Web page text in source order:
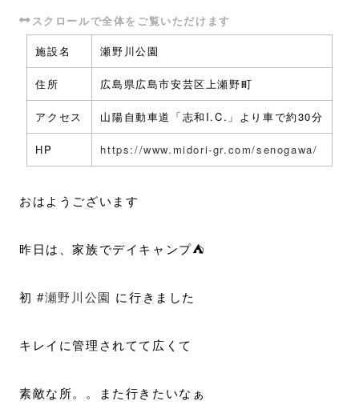
施設名 瀬野川公園
住所 広島県広島市安芸区上瀬野町
アクセス 山陽自動車道「志和I.C.」より車で約30分
HP https://www.midori-gr.com/senogawa/
おはようございます
昨日は、家族でデイキャンプ⛺
初#瀬野川公園 に行きました
キレイに管理されてて広くて
素敵な所。。また行きたいなぁ